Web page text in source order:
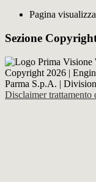
Pagina
Sezione
Copyright 2026 |
Parma S.p.A. |
Disclaimer trattamento